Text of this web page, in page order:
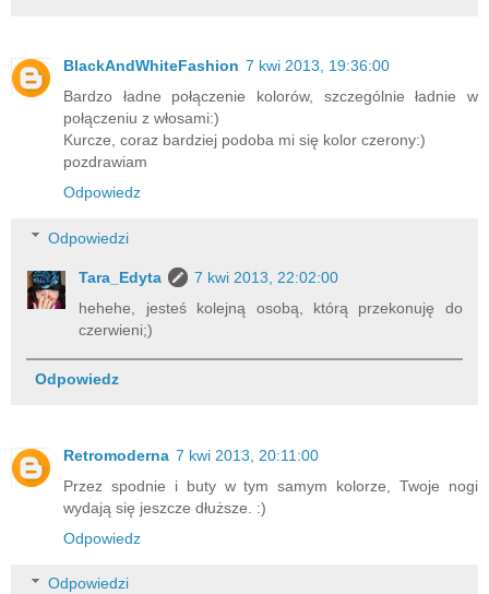
BlackAndWhiteFashion 7 kwi 2013, 19:36:00
Bardzo ładne połączenie kolorów, szczególnie ładnie w
połączeniu z włosami:)
Kurcze, coraz bardziej podoba mi się kolor czerony:)
pozdrawiam
Odpowiedz
Odpowiedzi
Tara_Edyta
7 kwi 2013, 22:02:00
hehehe, jesteś kolejną osobą, którą przekonuję do
czerwieni;)
Odpowiedz
Retromoderna 7 kwi 2013, 20:11:00
Przez spodnie i buty w tym samym kolorze, Twoje nogi
wydają się jeszcze dłuższe. :)
Odpowiedz
Odpowiedzi